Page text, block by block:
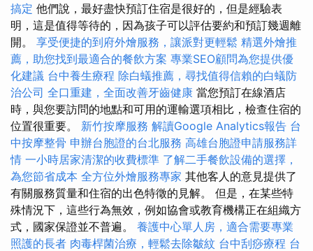
搞定 他們說，最好盡快預訂住宿是很好的，但是經驗表
明，這是值得等待的，因為孩子可以評估要約和預訂幾週離
開。 享受便捷的到府外燴服務，讓派對更輕鬆 精選外燴推
薦，助您找到最適合的餐飲方案 專業SEO顧問為您提供優
化建議 台中養生療程 除白蟻推薦，尋找值得信賴的白蟻防
治公司 全口重建，全面改善牙齒健康 當您預訂在線酒店
時，與您要訪問的地點和可用的運輸選項相比，檢查住宿的
位置很重要。 新竹按摩服務 解讀Google Analytics報告 台
中按摩整骨 申辦台胞證的台北服務 高雄台胞證申請服務詳
情 一小時居家清潔的收費標準 了解二手餐飲設備的選擇，
為您節省成本 全方位外燴服務專家 其他客人的意見提供了
有關服務質量和住宿的出色特徵的見解。 但是，在某些特
殊情況下，這些行為無效，例如協會或教育機構正在組織方
式，國家保證並不普遍。 養護中心單人房，適合需要專業
照護的長者 肉毒桿菌治療，輕鬆去除皺紋 台中刮痧療程 台